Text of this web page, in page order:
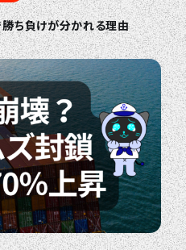
ち負けが分かれる理由